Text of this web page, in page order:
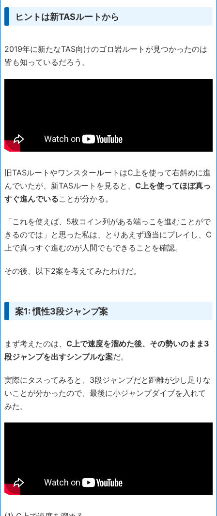
ヒントは新TASルートから
2019年に新たなTAS向けのゴロ岩ルートが見つかったのは
皆も知っているだろう。
旧TASルートやワンスタールートはC上を使って右斜めに進
んでいたが、新TASルートを見ると、 C上を使ってほぼ真っ
すぐ進んでいることが分かる。
「これを使えば、5枚コイン列がある端っこを進むことがで
きるのでは」と思った私は、とりあえず適当にプレイし、C
上で真っすぐ進むのが人間でもできることを確認。
その後、以下2案を考えてみたわけだ。
案1: 慣性3段ジャンプ案
まず考えたのは、 C上で速度を溜めた後、その勢いのまま3
段ジャンプを出すシンプルな案だ。
実際にタスってみると、3段ジャンプだと距離が少し足りな
いことが分かったので、最後に小ジャンプダイブを入れて
みた。